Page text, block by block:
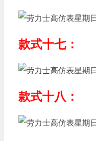
款式十七：
款式十八：